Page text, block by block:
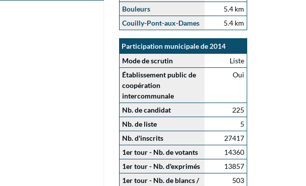
Bouleurs
5.4 km
Couilly-Pont-aux-Dames
5.4 km
Participation municipale de 2014
Mode de scrutin
Liste
Établissement public de
coopération
intercommunale
Oui
Nb. de candidat
225
Nb. de liste
5
Nb. d'inscrits
27417
1er tour - Nb. de votants
14360
1er tour - Nb. d'exprimés
13857
1er tour - Nb. de blancs /
503